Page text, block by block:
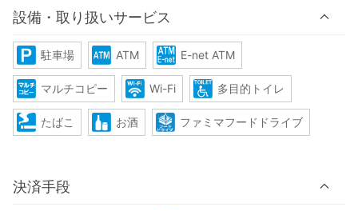
設備・取り扱いサービス
駐車場 ATM E-net ATM
マルチコピー Wi-Fi 多目的トイレ
たばこ お酒 ファミマフードドライブ
決済手段